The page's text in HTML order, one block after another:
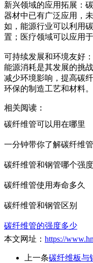
新兴领域的应用拓展：
器材中已有广泛应用，
如，能源行业可以利用
置；医疗领域可以应用
可持续发展和环境友好
能源消耗是其发展的挑
减少环境影响，提高碳
环保的制造工艺和材料。
相关阅读：
碳纤维管可以用在哪里
一分钟带你了解碳纤维管
碳纤维管和钢管哪个强
碳纤维管使用寿命多久
碳纤维管和钢管区别
碳纤维管的强度多少
本文网址： https://
上一条碳纤维板与